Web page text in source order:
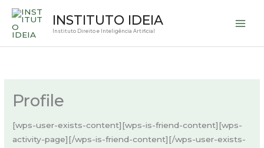
para
conteúdo
INSTITUTO IDEIA
Instituto Direito e Inteligência Artificial
Profile
[wps-user-exists-content][wps-is-friend-content][wps-
activity-page][/wps-is-friend-content][/wps-user-exists-